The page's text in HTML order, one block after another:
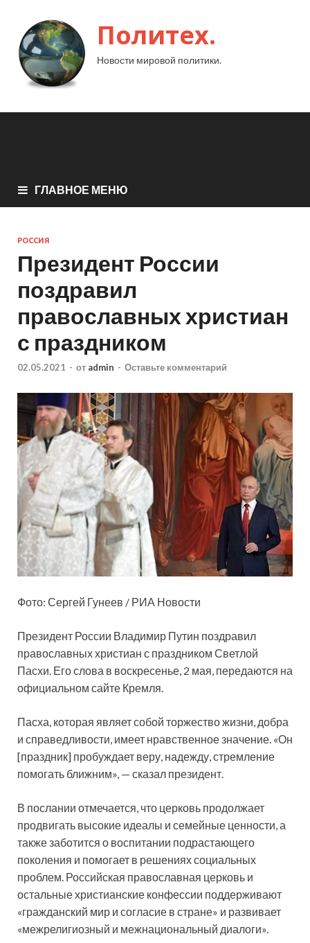
Политех.
Новости мировой политики.
ГЛАВНОЕ МЕНЮ
РОССИЯ
Президент России
поздравил
православных христиан
с праздником
02.05.2021 - от admin - Оставьте комментарий
Фото: Сергей Гунеев / РИА Новости
Президент России Владимир Путин поздравил
православных христиан с праздником Светлой
Пасхи. Его слова в воскресенье, 2 мая, передаются на
официальном сайте Кремля.
Пасха, которая являет собой торжество жизни, добра
и справедливости, имеет нравственное значение. «Он
[праздник] пробуждает веру, надежду, стремление
помогать ближним», — сказал президент.
В послании отмечается, что церковь продолжает
продвигать высокие идеалы и семейные ценности, а
также заботится о воспитании подрастающего
поколения и помогает в решениях социальных
проблем. Российская православная церковь и
остальные христианские конфессии поддерживают
«гражданский мир и согласие в стране» и развивает
«межрелигиозный и межнациональный диалоги».